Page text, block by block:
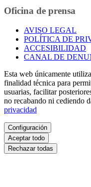
Oficina de prensa
AVISO LEGAL
POLÍTICA DE
ACCESIBILIDAD
CANAL DE
Esta web únicamente
finalidad técnica para
usuarias, facilitar
no recabando ni cediendo
privacidad
Configuración
Aceptar todo
Rechazar todas